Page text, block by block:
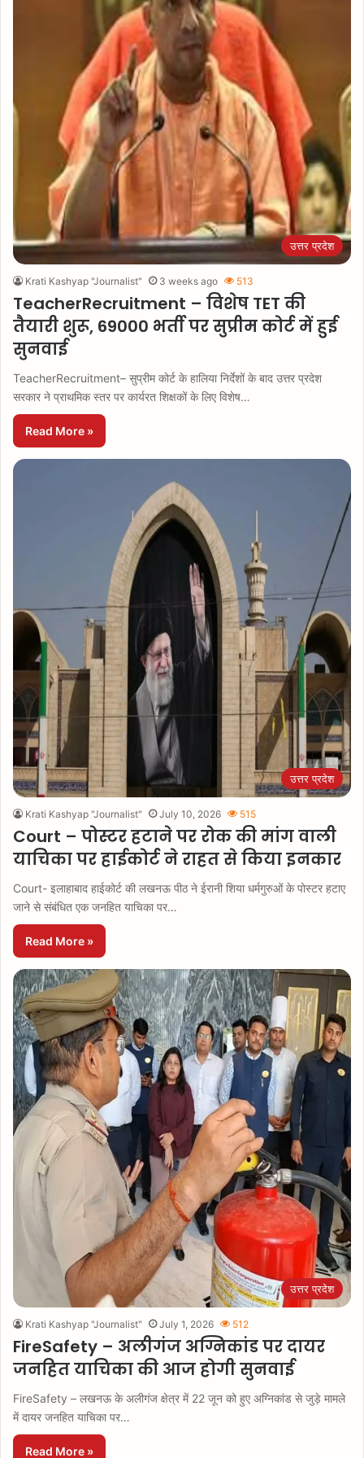
उत्तर प्रदेश
Krati Kashyap "Journalist" 3 weeks ago 513
TeacherRecruitment – विशेष TET की
तैयारी शुरू, 69000 भर्ती पर सुप्रीम कोर्ट में हुई
सुनवाई
TeacherRecruitment– सुप्रीम कोर्ट के हालिया निर्देशों के बाद उत्तर प्रदेश
सरकार ने प्राथमिक स्तर पर कार्यरत शिक्षकों के लिए विशेष…
Read More »
उत्तर प्रदेश
Krati Kashyap "Journalist" July 10, 2026 515
Court – पोस्टर हटाने पर रोक की मांग वाली
याचिका पर हाईकोर्ट ने राहत से किया इनकार
Court- इलाहाबाद हाईकोर्ट की लखनऊ पीठ ने ईरानी शिया धर्मगुरुओं के पोस्टर हटाए
जाने से संबंधित एक जनहित याचिका पर…
Read More »
उत्तर प्रदेश
Krati Kashyap "Journalist" July 1, 2026 512
FireSafety – अलीगंज अग्निकांड पर दायर
जनहित याचिका की आज होगी सुनवाई
FireSafety – लखनऊ के अलीगंज क्षेत्र में 22 जून को हुए अग्निकांड से जुड़े मामले
में दायर जनहित याचिका पर…
Read More »